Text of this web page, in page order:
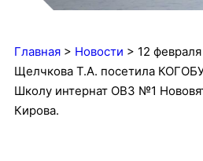
Главная > Новости > 12
Щелчкова Т.А. посетила
Школу интернат ОВЗ №1
Кирова.